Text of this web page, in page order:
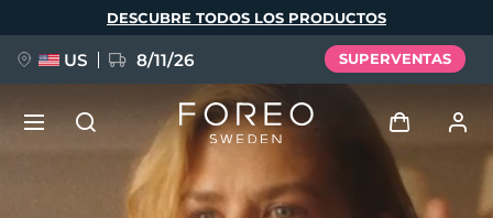
DESCUBRE TODOS LOS PRODUCTOS
US 8/11/26 SUPERVENTAS
Iniciar sesión